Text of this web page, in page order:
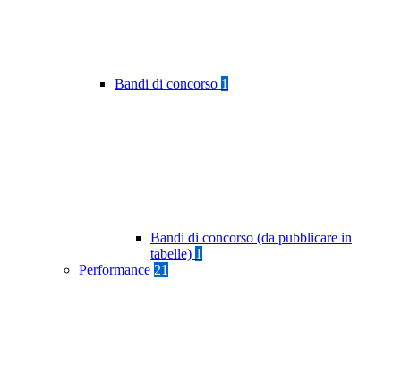
Bandi di concorso 1
Bandi di concorso (da pubblicare in
tabelle) 1
Performance 21